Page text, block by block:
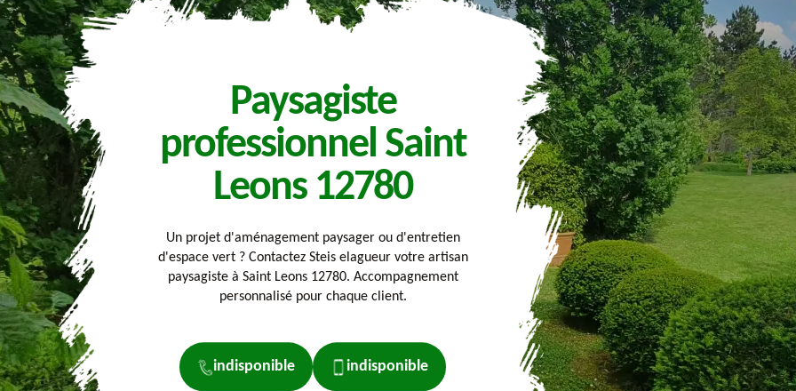
Paysagiste
professionnel Saint
Leons 12780
Un projet d'aménagement paysager ou d'entretien
d'espace vert ? Contactez Steis elagueur votre artisan
paysagiste à Saint Leons 12780. Accompagnement
personnalisé pour chaque client.
indisponible indisponible